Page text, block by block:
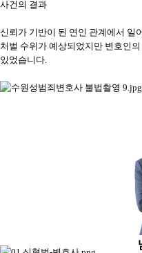
사건의 결과
신뢰가 기반이 된 연인 관계에서 일
처벌 수위가 예상되었지만 변호인
있었습니다.